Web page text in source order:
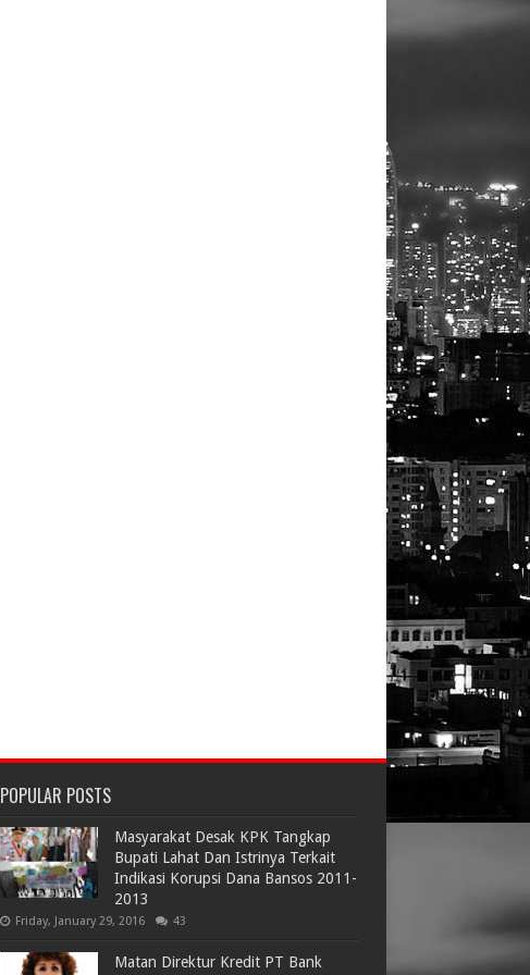
POPULAR POSTS
Masyarakat Desak KPK Tangkap
Bupati Lahat Dan Istrinya Terkait
Indikasi Korupsi Dana Bansos 2011-
2013
Friday, January 29, 2016 43
Matan Direktur Kredit PT Bank